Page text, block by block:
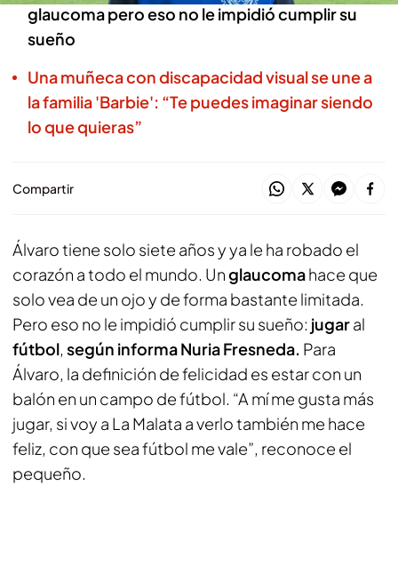
glaucoma pero eso no le impidió cumplir su
sueño
Una muñeca con discapacidad visual se une a
la familia 'Barbie': “Te puedes imaginar siendo
lo que quieras”
Compartir
Álvaro tiene solo siete años y ya le ha robado el
corazón a todo el mundo. Unglaucomahace que
solo vea de un ojo y de forma bastante limitada.
Pero eso no le impidió cumplir su sueño: jugaral
fútbol, según informa Nuria Fresneda. Para
Álvaro, la definición de felicidad es estar con un
balón en un campo de fútbol. “A mí me gusta más
jugar, si voy a La Malata a verlo también me hace
feliz, con que sea fútbol me vale”, reconoce el
pequeño.